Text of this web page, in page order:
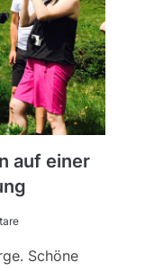
auf einer
Schöne